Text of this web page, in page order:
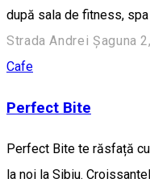
după sala de fitness,
Strada Andrei Șaguna
Cafe
Perfect Bite
Perfect Bite te răsfață
la noi la Sibiu.